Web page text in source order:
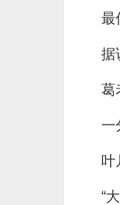
最
据
葛
一
叶
“